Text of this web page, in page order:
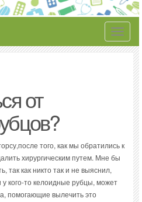
Toggle
от
того, как мы обратились к
хирургическим путем. Мне бы
так как никто так и не выяснил,
кого-то келоидные рубцы, может
помогающие вылечить это